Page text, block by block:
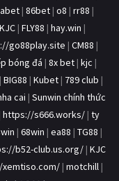
| 86bet | o8 | rr88 |
KJC | FLY88 | hay.win |
go88play.site | CM88 |
bóng đá | 8x bet | kjc |
| BIG88 | Kubet | 789 club |
cai | Sunwin chính thức
https://s666.works/ | ty
| 68win | ea88 | TG88 |
b52-club.us.org/ | KJC
| motchill |